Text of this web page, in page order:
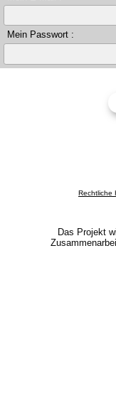
Mein Passwort :
Rechtliche
Das Projekt